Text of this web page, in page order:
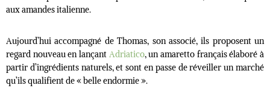
aux amandes italienne.
Aujourd’hui accompagné de Thomas, son associé, ils proposent un
regard nouveau en lançant Adriatico, un amaretto français élaboré à
partir d’ingrédients naturels, et sont en passe de réveiller un marché
qu’ils qualifient de « belle endormie ».